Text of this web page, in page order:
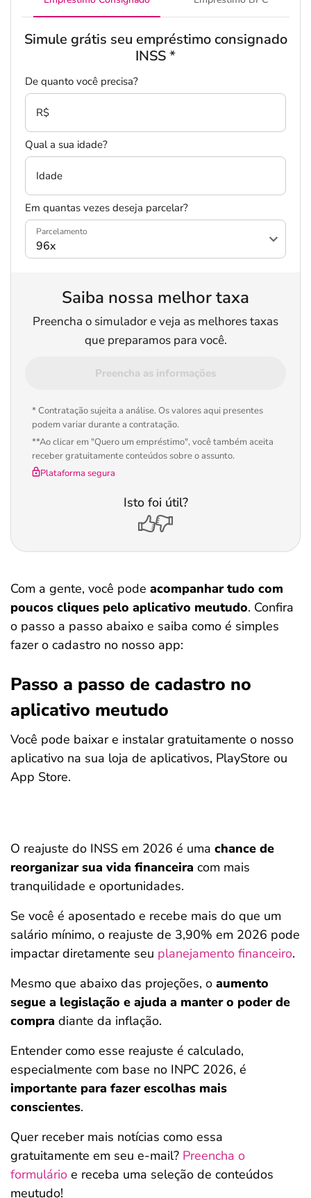
Salvar Ferramenta
Simule grátis seu empréstimo consignado
INSS*
De quanto você precisa?
R$
Qual a sua idade?
Idade
Em quantas vezes deseja parcelar?
Parcelamento
Saiba nossa melhor taxa
Preencha o simulador e veja as melhores taxas
que preparamos para você.
Preencha as informações
* Contratação sujeita a análise. Os valores aqui presentes
podem variar durante a contratação.
**Ao clicar em "Quero um empréstimo", você também aceita
receber gratuitamente conteúdos sobre o assunto.
Plataforma segura
Isto foi útil?
Com a gente, você pode acompanhar tudo com
poucos cliques pelo aplicativo meutudo. Confira
o passo a passo abaixo e saiba como é simples
fazer o cadastro no nosso app:
Passo a passo de cadastro no
aplicativo meutudo
Você pode baixar e instalar gratuitamente o nosso
aplicativo na sua loja de aplicativos, PlayStore ou
App Store.
O reajuste do INSS em 2026 é uma chance de
reorganizar sua vida financeira com mais
tranquilidade e oportunidades.
Se você é aposentado e recebe mais do que um
salário mínimo, o reajuste de 3,90% em 2026 pode
impactar diretamente seu planejamento financeiro.
Mesmo que abaixo das projeções, o aumento
segue a legislação e ajuda a manter o poder de
compra diante da inflação.
Entender como esse reajuste é calculado,
especialmente com base no INPC 2026, é
importante para fazer escolhas mais
conscientes.
Quer receber mais notícias como essa
gratuitamente em seu e-mail? Preencha o
formulário e receba uma seleção de conteúdos
meutudo!